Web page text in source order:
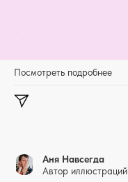
Посмотреть подробнее
Аня Навсегда
Автор иллюстраций